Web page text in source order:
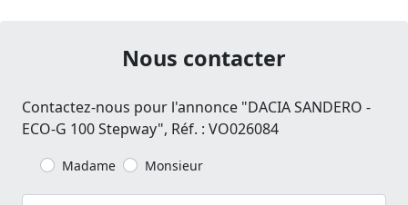
Nous contacter
Contactez-nous pour l'annonce "DACIA SANDERO -
ECO-G 100 Stepway", Réf. : VO026084
Madame Monsieur